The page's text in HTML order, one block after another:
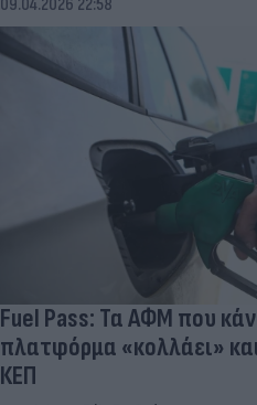
09.04.2026 22:58
Fuel Pass: Τα ΑΦΜ που
πλατφόρμα «κολλάει»
ΚΕΠ